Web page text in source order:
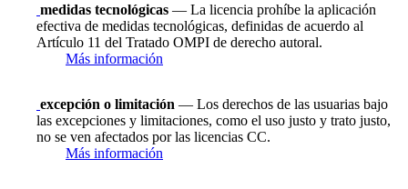
medidas tecnológicas — La licencia prohíbe la aplicación
efectiva de medidas tecnológicas, definidas de acuerdo al
Artículo 11 del Tratado OMPI de derecho autoral.
Más información
excepción o limitación — Los derechos de las usuarias bajo
las excepciones y limitaciones, como el uso justo y trato justo,
no se ven afectados por las licencias CC.
Más información